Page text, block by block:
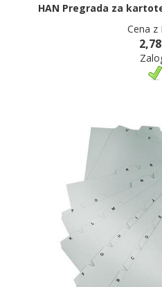
HAN Pregrada za
Cena z